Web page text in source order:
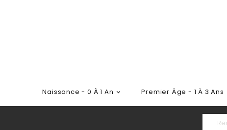

Naissance - 0 À 1 An Premier Âge - 1 À 3 Ans